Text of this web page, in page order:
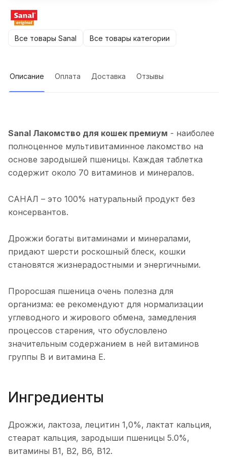
Все товары Sanal Все товары категории
Описание Оплата Доставка Отзывы
Sanal Лакомство для кошек премиум - наиболее
полноценное мультивитаминное лакомство на
основе зародышей пшеницы. Каждая таблетка
содержит около 70 витаминов и минералов.
САНАЛ – это 100% натуральный продукт без
консервантов.
Дрожжи богаты витаминами и минералами,
придают шерсти роскошный блеск, кошки
становятся жизнерадостными и энергичными.
Проросшая пшеница очень полезна для
организма: ее рекомендуют для нормализации
углеводного и жирового обмена, замедления
процессов старения, что обусловлено
значительным содержанием в ней витаминов
группы В и витамина Е.
Ингредиенты
Дрожжи, лактоза, лецитин 1,0%, лактат кальция,
стеарат кальция, зародыши пшеницы 5.0%,
витамины В1, В2, В6, В12.